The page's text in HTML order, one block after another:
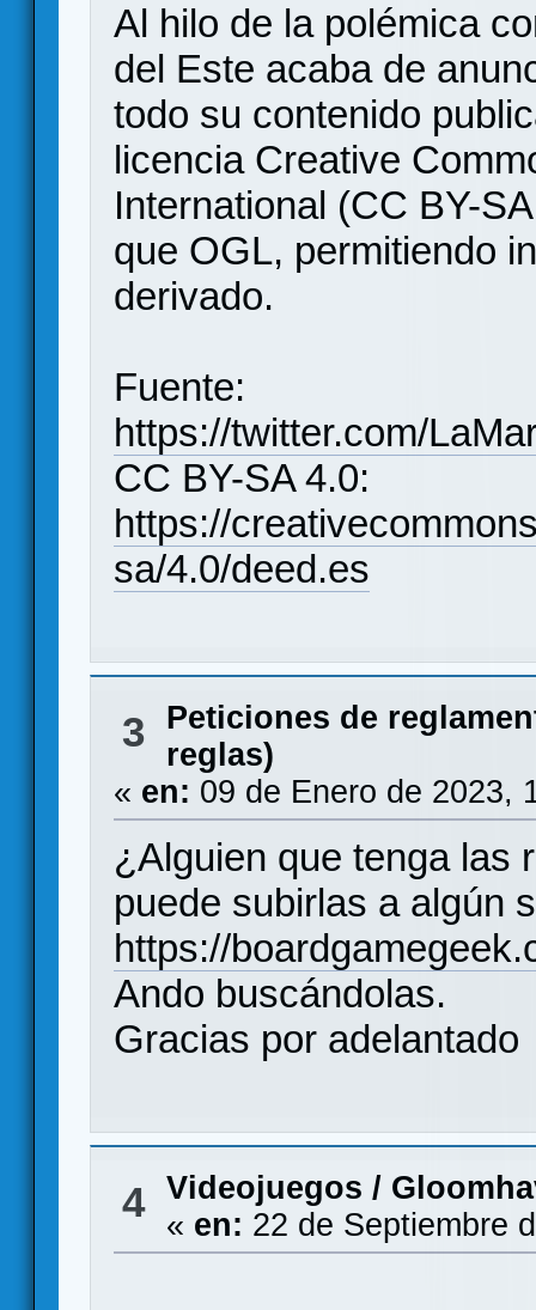
Al hilo de la polémica
del Este acaba de
todo su contenido
licencia Creative
International (CC BY-
que OGL, permitiendo
derivado.
Fuente:
https://twitter.com/
CC BY-SA 4.0:
https://
sa/4.0/deed.es
3
Peticiones de
reglas)
« en: 09 de Enero de 2023,
¿Alguien que tenga las
puede subirlas a algún
https://
Ando buscándolas.
Gracias por adelantado
4 Videojuegos /
« en: 22 de Septiembre